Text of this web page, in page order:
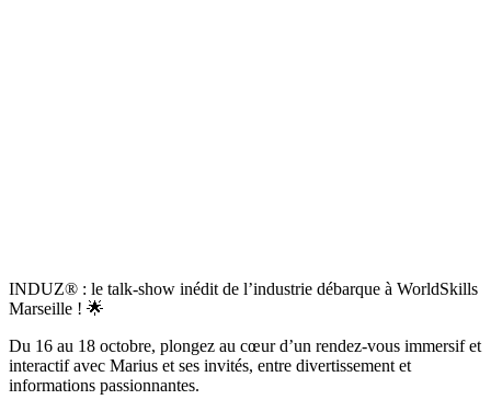
INDUZ® : le talk-show inédit de l’industrie débarque à WorldSkills
Marseille ! 🌟
Du 16 au 18 octobre, plongez au cœur d’un rendez-vous immersif et
interactif avec Marius et ses invités, entre divertissement et
informations passionnantes.